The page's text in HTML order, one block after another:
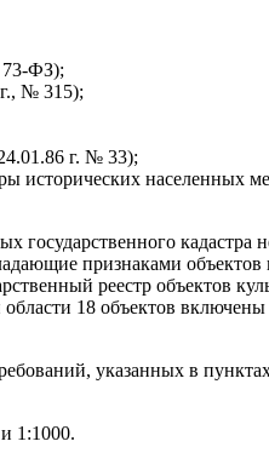
73-ФЗ);
№ 315);
г. № 33);
исторических населенных
государственного кадастра
признаками объектов
реестр объектов
18 объектов
указанных в
1:1000.